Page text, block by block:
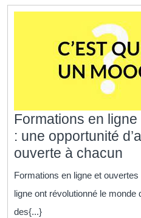
à
Formations en
: une opportunité
ouverte à chacun
en
Formations en ligne et
ligne ont révolutionné le monde
des{...}